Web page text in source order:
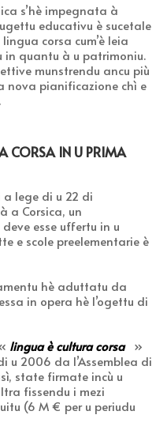
s’hè impegnata à
educativu è sucetale
corsa cum’è leia
in quantu à u patrimoniu.
munstrendu ancu più
nova pianificazione chì e
CORSA IN U PRIMA
a Corsica, un
esse uffertu in u
e scole preelementarie è
hè aduttatu da
in opera hè l’ogettu di
lingua è cultura corsa»
u 2006 da l’Assemblea di
state firmate incù u
fissendu i mezi
(6 M € per u periudu